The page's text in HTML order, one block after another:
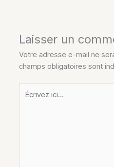
Laisser un
Votre adresse e-mail ne
champs obligatoires sont
Écrivez
ici…